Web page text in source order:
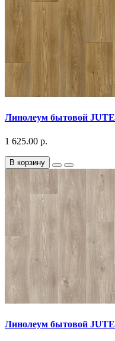
Линолеум бытовой
1 625.00 р.
В корзину
Линолеум бытовой